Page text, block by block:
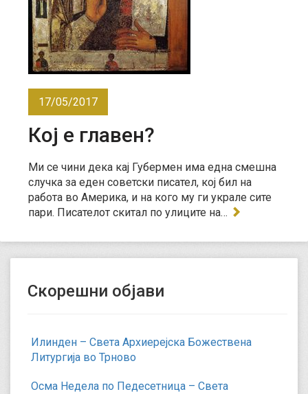
17/05/2017
Кој е главен?
Ми се чини дека кај Губермен има една смешна
случка за еден советски писател, кој бил на
работа во Америка, и на кого му ги украле сите
пари. Писателот скитал по улиците на…
Скорешни објави
Илинден – Света Архиерејска Божествена
Литургија во Трново
Осма Недела по Педесетница – Света